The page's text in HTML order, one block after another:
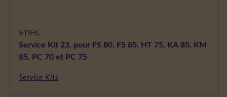
STIHL
Service Kit 23, pour FS 80, FS 85, HT 75, KA 85, KM
85, PC 70 et PC 75
Service Kits